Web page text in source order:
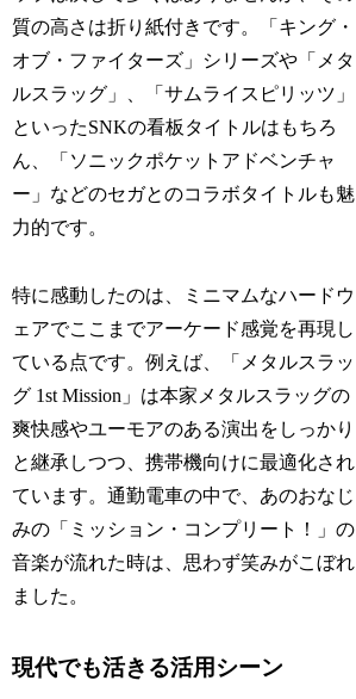
質の高さは折り紙付きです。「キング・
オブ・ファイターズ」シリーズや「メタ
ルスラッグ」、「サムライスピリッツ」
といったSNKの看板タイトルはもちろ
ん、「ソニックポケットアドベンチャ
ー」などのセガとのコラボタイトルも魅
力的です。
特に感動したのは、ミニマムなハードウ
ェアでここまでアーケード感覚を再現し
ている点です。例えば、「メタルスラッ
グ 1st Mission」は本家メタルスラッグの
爽快感やユーモアのある演出をしっかり
と継承しつつ、携帯機向けに最適化され
ています。通勤電車の中で、あのおなじ
みの「ミッション・コンプリート！」の
音楽が流れた時は、思わず笑みがこぼれ
ました。
現代でも活きる活用シーン